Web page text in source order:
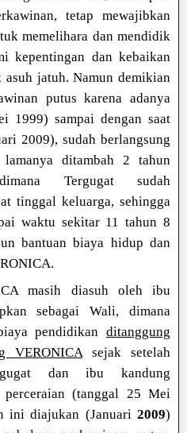
tetap mewajibkan
memelihara dan mendidik
kepentingan dan kebaikan
asuh jatuh. Namun demikian
putus karena adanya
1999) sampai dengan saat
2009), sudah berlangsung
ditambah 2 tahun
Tergugat sudah
tinggal keluarga, sehingga
waktu sekitar 11 tahun 8
bantuan biaya hidup dan
masih diasuh oleh ibu
sebagai Wali, dimana
pendidikan ditanggung
VERONICAsejak setelah
dan ibu kandung
(tanggal 25 Mei
ini diajukan (Januari 2009)